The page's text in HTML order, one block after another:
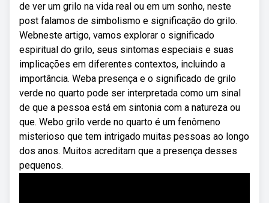
de ver um grilo na vida real ou em um sonho, neste
post falamos de simbolismo e significação do grilo.
Webneste artigo, vamos explorar o significado
espiritual do grilo, seus sintomas especiais e suas
implicações em diferentes contextos, incluindo a
importância. Weba presença e o significado de grilo
verde no quarto pode ser interpretada como um sinal
de que a pessoa está em sintonia com a natureza ou
que. Webo grilo verde no quarto é um fenômeno
misterioso que tem intrigado muitas pessoas ao longo
dos anos. Muitos acreditam que a presença desses
pequenos.